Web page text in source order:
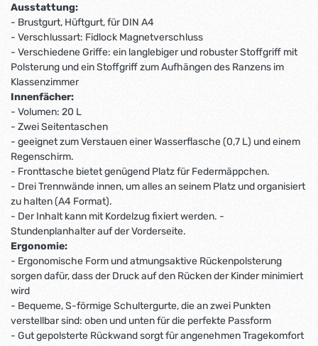
Ausstattung:
- Brustgurt, Hüftgurt, für DIN A4
- Verschlussart: Fidlock Magnetverschluss
- Verschiedene Griffe: ein langlebiger und robuster Stoffgriff mit
Polsterung und ein Stoffgriff zum Aufhängen des Ranzens im
Klassenzimmer
Innenfächer:
- Volumen: 20 L
- Zwei Seitentaschen
- geeignet zum Verstauen einer Wasserflasche (0,7 L) und einem
Regenschirm.
- Fronttasche bietet genügend Platz für Federmäppchen.
- Drei Trennwände innen, um alles an seinem Platz und organisiert
zu halten (A4 Format).
- Der Inhalt kann mit Kordelzug fixiert werden. -
Stundenplanhalter auf der Vorderseite.
Ergonomie:
- Ergonomische Form und atmungsaktive Rückenpolsterung
sorgen dafür, dass der Druck auf den Rücken der Kinder minimiert
wird
- Bequeme, S-förmige Schultergurte, die an zwei Punkten
verstellbar sind: oben und unten für die perfekte Passform
- Gut gepolsterte Rückwand sorgt für angenehmen Tragekomfort